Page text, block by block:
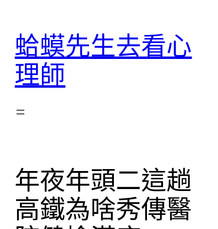
蛤蟆先生去看心
理師
年夜年頭二這趟
高鐵為啥秀傳醫